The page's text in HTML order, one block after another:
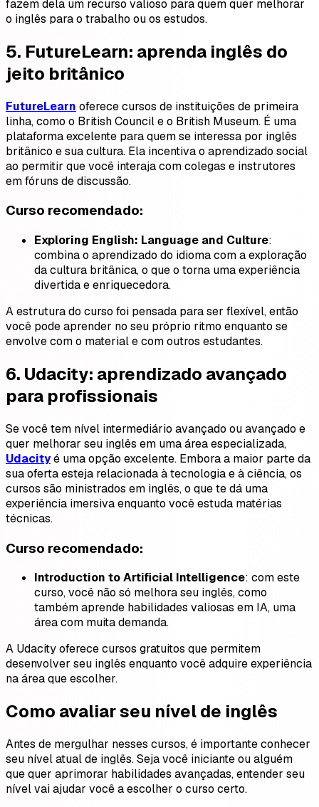
fazem dela um recurso valioso para quem quer melhorar
o inglês para o trabalho ou os estudos.
5. FutureLearn: aprenda inglês do
jeito britânico
FutureLearn oferece cursos de instituições de primeira
linha, como o British Council e o British Museum. É uma
plataforma excelente para quem se interessa por inglês
britânico e sua cultura. Ela incentiva o aprendizado social
ao permitir que você interaja com colegas e instrutores
em fóruns de discussão.
Curso recomendado:
Exploring English: Language and Culture:
combina o aprendizado do idioma com a exploração
da cultura britânica, o que o torna uma experiência
divertida e enriquecedora.
A estrutura do curso foi pensada para ser flexível, então
você pode aprender no seu próprio ritmo enquanto se
envolve com o material e com outros estudantes.
6. Udacity: aprendizado avançado
para profissionais
Se você tem nível intermediário avançado ou avançado e
quer melhorar seu inglês em uma área especializada,
Udacityé uma opção excelente. Embora a maior parte da
sua oferta esteja relacionada à tecnologia e à ciência, os
cursos são ministrados em inglês, o que te dá uma
experiência imersiva enquanto você estuda matérias
técnicas.
Curso recomendado:
Introduction to Artificial Intelligence: com este
curso, você não só melhora seu inglês, como
também aprende habilidades valiosas em IA, uma
área com muita demanda.
A Udacity oferece cursos gratuitos que permitem
desenvolver seu inglês enquanto você adquire experiência
na área que escolher.
Como avaliar seu nível de inglês
Antes de mergulhar nesses cursos, é importante conhecer
seu nível atual de inglês. Seja você iniciante ou alguém
que quer aprimorar habilidades avançadas, entender seu
nível vai ajudar você a escolher o curso certo.